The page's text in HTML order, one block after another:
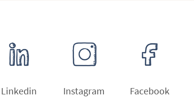
Linkedin Instagram Facebook